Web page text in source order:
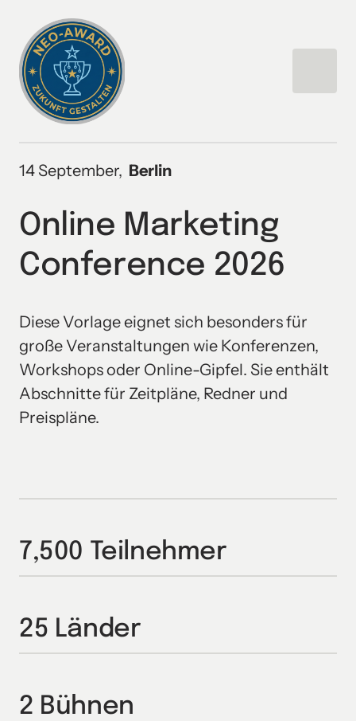
14 September, Berlin
Online Marketing
Conference 2026
Diese Vorlage eignet sich besonders für
große Veranstaltungen wie Konferenzen,
Workshops oder Online-Gipfel. Sie enthält
Abschnitte für Zeitpläne, Redner und
Preispläne.
7,500 Teilnehmer
25 Länder
2 Bühnen